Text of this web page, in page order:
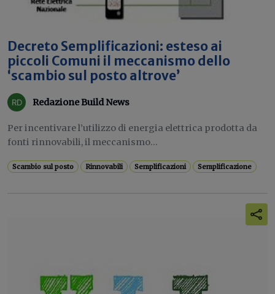
Decreto Semplificazioni: esteso ai
piccoli Comuni il meccanismo dello
‘scambio sul posto altrove’
Redazione Build News
Per incentivare l’utilizzo di energia elettrica prodotta da
fonti rinnovabili, il meccanismo...
Scambio sul posto Rinnovabili Semplificazioni Semplificazione